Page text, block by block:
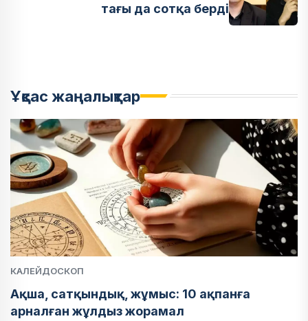
тағы да сотқа берді
Ұқсас жаңалықтар
КАЛЕЙДОСКОП
Ақша, сатқындық, жұмыс: 10 ақпанға
арналған жұлдыз жорамал